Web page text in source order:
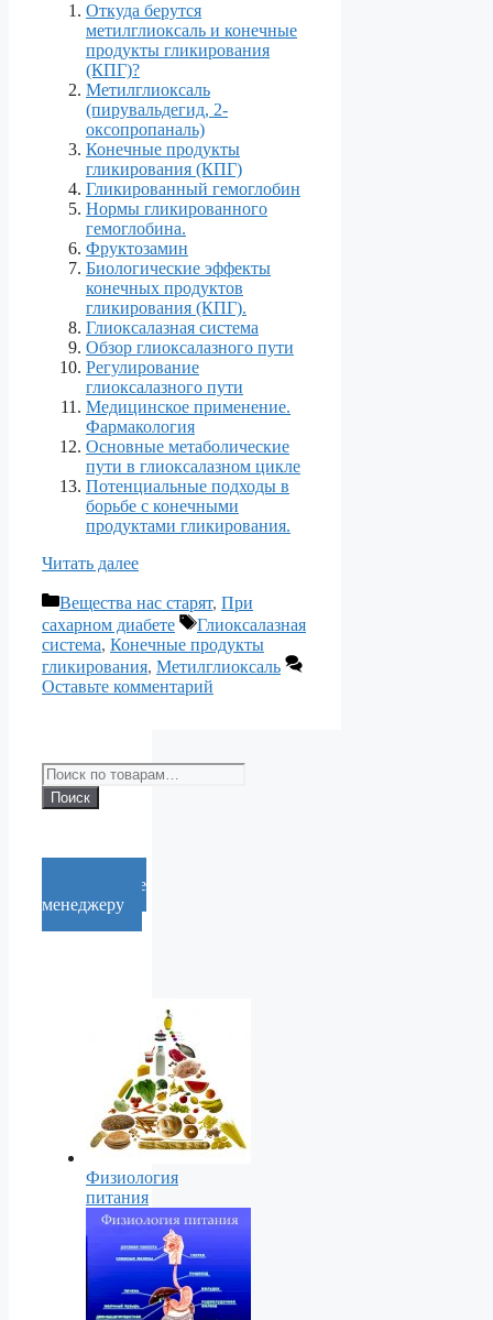
Откуда берутся
метилглиоксаль и конечные
продукты гликирования
(КПГ)?
Метилглиоксаль
(пирувальдегид, 2-
оксопропаналь)
Конечные продукты
гликирования (КПГ)
Гликированный гемоглобин
Нормы гликированного
гемоглобина.
Фруктозамин
Биологические эффекты
конечных продуктов
гликирования (КПГ).
Глиоксалазная система
Обзор глиоксалазного пути
Регулирование
глиоксалазного пути
Медицинское применение.
Фармакология
Основные метаболические
пути в глиоксалазном цикле
Потенциальные подходы в
борьбе с конечными
продуктами гликирования.
Читать далее
Рубрики
Вещества нас старят, При
сахарном диабете
Метки
Глиоксалазная
система, Конечные продукты
гликирования, Метилглиоксаль
Оставьте комментарий
Искать:
Поиск
Cообщение
менеджеру
Физиология
питания